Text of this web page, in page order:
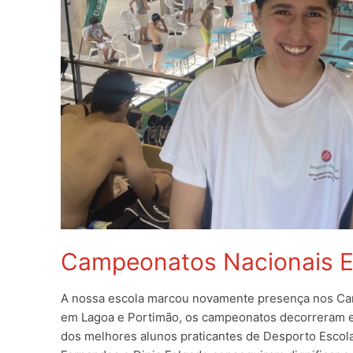
Campeonatos Nacionais
A nossa escola marcou novamente presença nos
em Lagoa e Portimão, os campeonatos
dos melhores alunos praticantes de Desporto